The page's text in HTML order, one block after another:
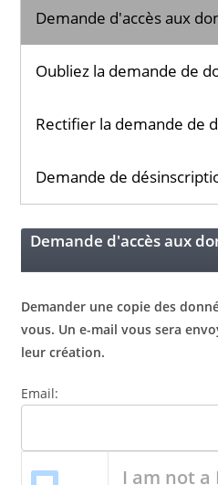
Demande d'accès aux
Oubliez la demande de
Rectifier la demande de
Demande de
Demande d'accès aux
Demander une copie des
vous. Un e-mail vous sera
leur création.
Email:
I am not a